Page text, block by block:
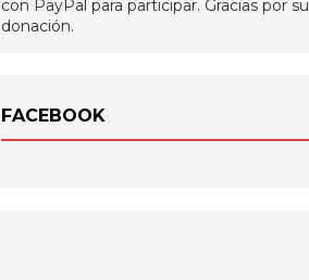
con PayPal para participar. Gracias por su
donación.
FACEBOOK